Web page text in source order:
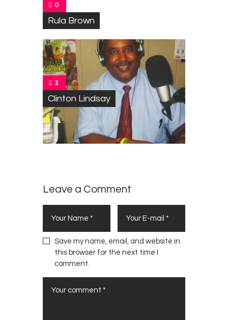
0
Rula Brown
3
Clinton Lindsay
Leave a Comment
Save my name, email, and website in
this browser for the next time I
comment.